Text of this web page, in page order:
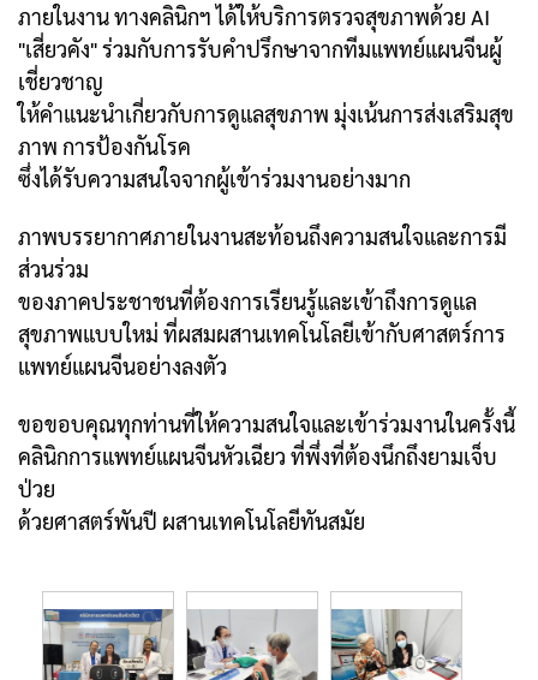
ภายในงาน ทางคลินิกฯ ได้ให้บริการตรวจสุขภาพด้วย AI
"เสี่ยวคัง" ร่วมกับการรับคำปรึกษาจากทีมแพทย์แผนจีนผู้
เชี่ยวชาญ
ให้คำแนะนำเกี่ยวกับการดูแลสุขภาพ มุ่งเน้นการส่งเสริมสุข
ภาพ การป้องกันโรค
ซึ่งได้รับความสนใจจากผู้เข้าร่วมงานอย่างมาก
ภาพบรรยากาศภายในงานสะท้อนถึงความสนใจและการมี
ส่วนร่วม
ของภาคประชาชนที่ต้องการเรียนรู้และเข้าถึงการดูแล
สุขภาพแบบใหม่ ที่ผสมผสานเทคโนโลยีเข้ากับศาสตร์การ
แพทย์แผนจีนอย่างลงตัว
ขอขอบคุณทุกท่านที่ให้ความสนใจและเข้าร่วมงานในครั้งนี้
คลินิกการแพทย์แผนจีนหัวเฉียว ที่พึ่งที่ต้องนึกถึงยามเจ็บ
ป่วย
ด้วยศาสตร์พันปี ผสานเทคโนโลยีทันสมัย